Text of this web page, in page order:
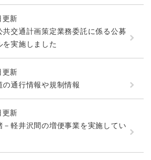
更新
共交通計画策定業務委託に係る公募
実施しました
更新
の通行情報や規制情報
更新
－軽井沢間の増便事業を実施してい